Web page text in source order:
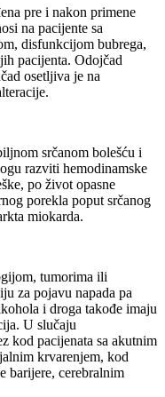
pre i nakon primene
na pacijente sa
disfunkcijom bubrega,
pacijenta. Odojčad
osetljiva je na
srčanom bolešću i
razviti hemodinamske
po život opasne
porekla poput srčanog
miokarda.
tumorima ili
za pojavu napada pa
i droga takođe imaju
U slučaju
kod pacijenata sa akutnim
krvarenjem, kod
barijere, cerebralnim